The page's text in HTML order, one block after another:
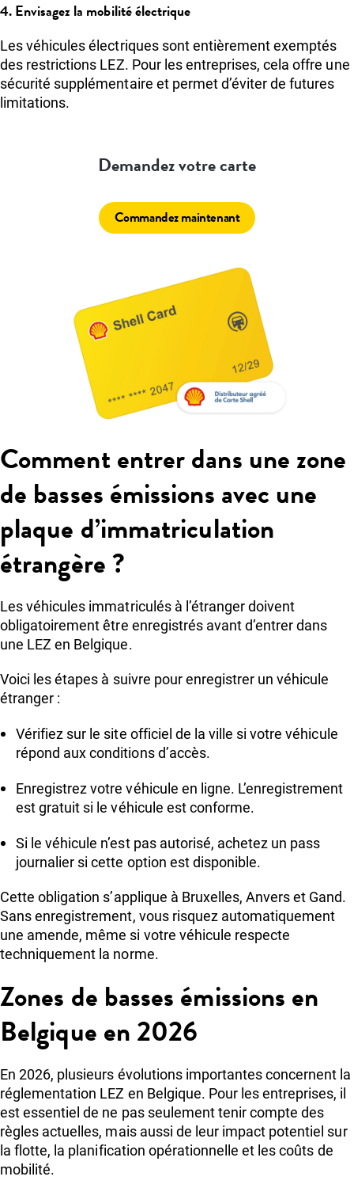
4. Envisagez la mobilité électrique
Les véhicules électriques sont entièrement exemptés
des restrictions LEZ. Pour les entreprises, cela offre une
sécurité supplémentaire et permet d’éviter de futures
limitations.
Demandez votre carte
Commandez maintenant
Comment entrer dans une zone
de basses émissions avec une
plaque d’immatriculation
étrangère ?
Les véhicules immatriculés à l’étranger doivent
obligatoirement être enregistrés avant d’entrer dans
une LEZ en Belgique.
Voici les étapes à suivre pour enregistrer un véhicule
étranger :
Vérifiez sur le site officiel de la ville si votre véhicule
répond aux conditions d’accès.
Enregistrez votre véhicule en ligne. L’enregistrement
est gratuit si le véhicule est conforme.
Si le véhicule n’est pas autorisé, achetez un pass
journalier si cette option est disponible.
Cette obligation s’applique à Bruxelles, Anvers et Gand.
Sans enregistrement, vous risquez automatiquement
une amende, même si votre véhicule respecte
techniquement la norme.
Zones de basses émissions en
Belgique en 2026
En 2026, plusieurs évolutions importantes concernent la
réglementation LEZ en Belgique. Pour les entreprises, il
est essentiel de ne pas seulement tenir compte des
règles actuelles, mais aussi de leur impact potentiel sur
la flotte, la planification opérationnelle et les coûts de
mobilité.